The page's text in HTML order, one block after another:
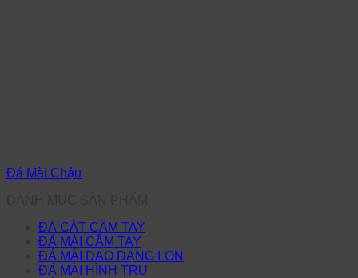
Đá Mài Chậu
ĐÁ CẮT CẦM TAY
ĐÁ MÀI CẦM TAY
ĐÁ MÀI DAO DẠNG LON
ĐÁ MÀI HÌNH TRỤ